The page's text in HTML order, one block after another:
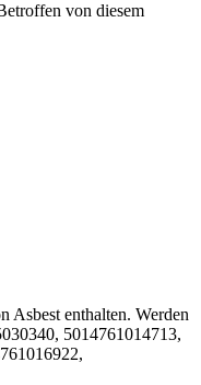
von diesem
enthalten. Werden
5014761014713,